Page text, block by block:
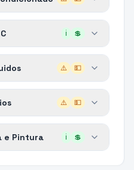
ℹ️ 💲
⚠️ 💵
⚠️ 💵
e Pintura ℹ️ 💲